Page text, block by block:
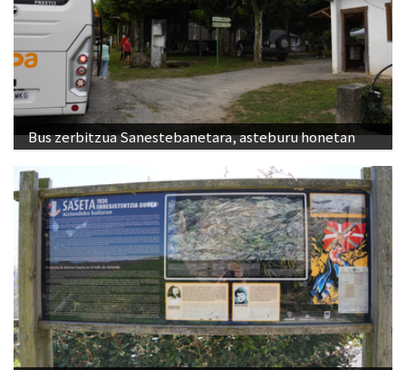
Bus zerbitzua Sanestebanetara, asteburu honetan